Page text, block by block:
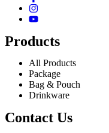
Products
All Products
Package
Bag & Pouch
Drinkware
Contact Us